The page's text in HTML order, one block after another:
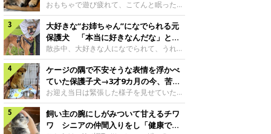
んですが、いったいどんな子犬時代を過ご
したのでしょうか。今回は、神楽ちゃんの
成長を飼い主さんと振り返ります！神楽ち
ゃんの成長について聞いた！お迎えから数
日後の神楽ちゃん（撮影時生後2カ月）＠
Kus1oKg2vsgdWS2――お迎え当初の神楽
ちゃんの様子について教えてください。飼
い主さん： 「お迎え当日から“ヘソ天”で寝
るようなコでし
に成長！
おもちゃで遊び疲れて、こてんと眠った子
犬。あれから2カ月、表情や行動にさまざ
まな変化が見られるようになりました。遊
び疲れて眠る生後2カ月のなっちゃん遊び
疲れた様子のなっちゃん。@Pkndg_紹介
するのは、X（旧Twitter）ユーザー
@Pkndg_さんの愛犬・なっちゃん（取材
時、生後4カ月／柴犬）。こちらの写真
は、なっちゃんが生後2カ月のころに撮影
された一枚です。この日、なっちゃんは家
族と一緒におもちゃで遊んでいました。た
くさん遊んで疲れたのか、その後は眠り始
大好きな“お姉ちゃん”になでられる元
保護犬 「本当に好きなんだな」と感
じる表情にほっこり
散歩中、大好きな人になでられて、うれし
そうな表情を見せる元保護犬。甘えるよう
な姿に、見ているこちらまでほっこりしま
す。大好きな“お姉ちゃん”に甘える小次郎
くん妹さんになでてもらい、うれしそうな
表情を見せる小次郎くん（2026年6月撮
影）。@mika_Jimmy紹介するのは、X（旧
Twitter）ユーザー@mika_Jimmyさんの愛
ケージの隅で不安そうな表情を浮かべ
ていた保護子犬→3才9カ月の今、苦手
を克服し頼もしいコに成長！
お迎え当日は緊張した様子を見せていた元
野犬の保護子犬。あれから約3年半、苦手
だったことを一つひとつ克服し、家族に寄
り添う姿を見せています。お迎え当日、ケ
飼い主の腕にしがみついて甘えるチワ
ワ シニアの仲間入りをし「健康で穏